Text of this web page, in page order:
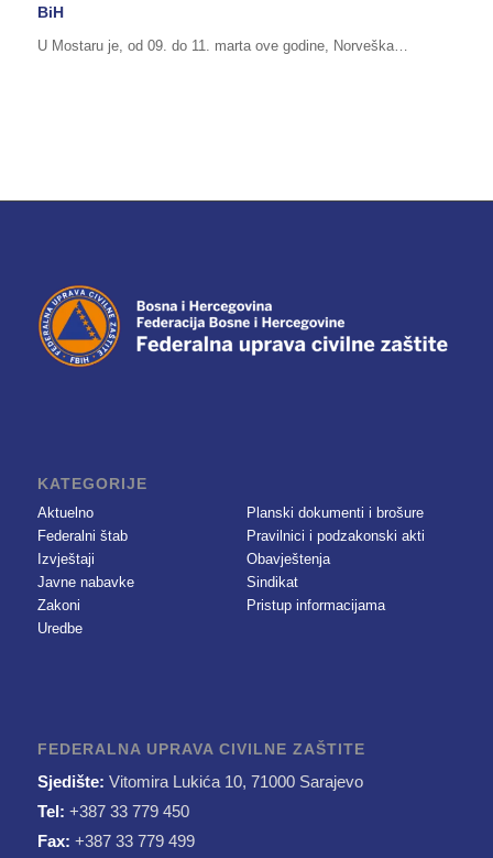
BiH
U Mostaru je, od 09. do 11. marta ove godine, Norveška…
KATEGORIJE
Aktuelno
Federalni štab
Izvještaji
Javne nabavke
Zakoni
Uredbe
Planski dokumenti i brošure
Pravilnici i podzakonski akti
Obavještenja
Sindikat
Pristup informacijama
FEDERALNA UPRAVA CIVILNE ZAŠTITE
Sjedište: Vitomira Lukića 10, 71000 Sarajevo
Tel: +387 33 779 450
Fax: +387 33 779 499